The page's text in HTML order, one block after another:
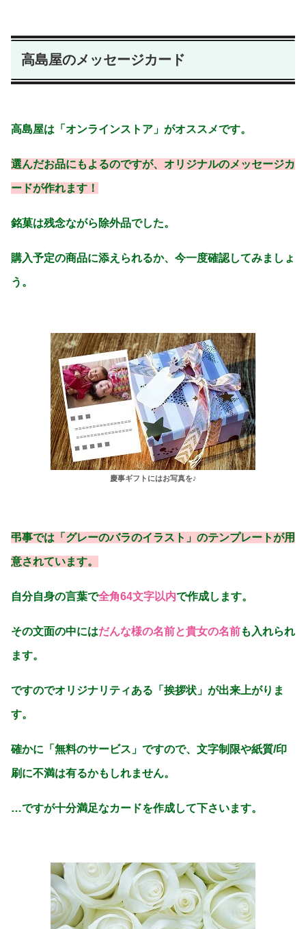
高島屋のメッセージカード
高島屋は「オンラインストア」がオススメです。
選んだお品にもよるのですが、オリジナルのメッセージカ
ードが作れます！
銘菓は残念ながら除外品でした。
購入予定の商品に添えられるか、今一度確認してみましょ
う。
慶事ギフトにはお写真を♪
弔事では「グレーのバラのイラスト」のテンプレートが用
意されています。
自分自身の言葉で全角64文字以内で作成します。
その文面の中にはだんな様の名前と貴女の名前も入れられ
ます。
ですのでオリジナリティある「挨拶状」が出来上がりま
す。
確かに「無料のサービス」ですので、文字制限や紙質/印
刷に不満は有るかもしれません。
…ですが十分満足なカードを作成して下さいます。